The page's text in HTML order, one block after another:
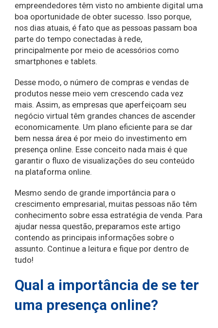
empreendedores têm visto no ambiente digital uma
boa oportunidade de obter sucesso. Isso porque,
nos dias atuais, é fato que as pessoas passam boa
parte do tempo conectadas à rede,
principalmente por meio de acessórios como
smartphones e tablets.
Desse modo, o número de compras e vendas de
produtos nesse meio vem crescendo cada vez
mais. Assim, as empresas que aperfeiçoam seu
negócio virtual têm grandes chances de ascender
economicamente. Um plano eficiente para se dar
bem nessa área é por meio do investimento em
presença online. Esse conceito nada mais é que
garantir o fluxo de visualizações do seu conteúdo
na plataforma online.
Mesmo sendo de grande importância para o
crescimento empresarial, muitas pessoas não têm
conhecimento sobre essa estratégia de venda. Para
ajudar nessa questão, preparamos este artigo
contendo as principais informações sobre o
assunto. Continue a leitura e fique por dentro de
tudo!
Qual a importância de se ter
uma presença online?